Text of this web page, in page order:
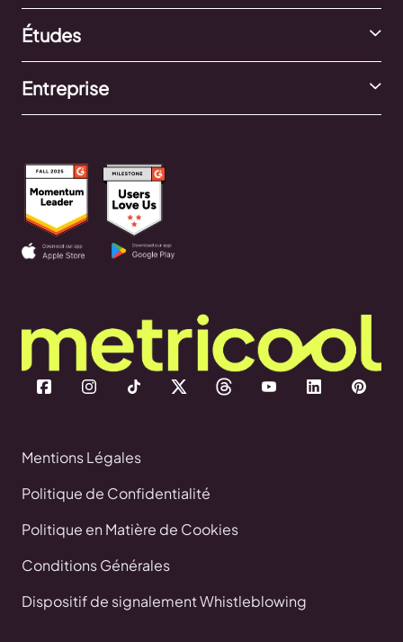
Études
Entreprise
Mentions Légales
Politique de Confidentialité
Politique en Matière de Cookies
Conditions Générales
Dispositif de signalement Whistleblowing